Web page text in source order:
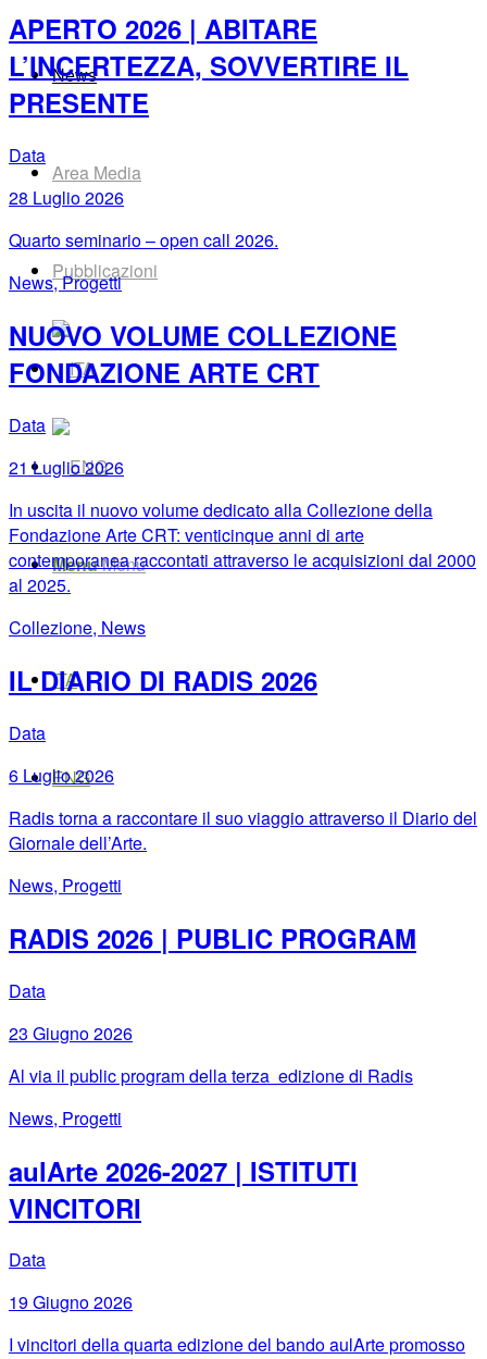
News
Area Media
Pubblicazioni
MenuMenu
ITA
ENG
APERTO 2026 | ABITARE
L’INCERTEZZA, SOVVERTIRE IL
PRESENTE
Data
28 Luglio 2026
Quarto seminario – open call 2026.
News, Progetti
NUOVO VOLUME COLLEZIONE
FONDAZIONE ARTE CRT
Data
21 Luglio 2026
In uscita il nuovo volume dedicato alla Collezione della
Fondazione Arte CRT: venticinque anni di arte
contemporanea raccontati attraverso le acquisizioni dal 2000
al 2025.
Collezione, News
IL DIARIO DI RADIS 2026
Data
6 Luglio 2026
Radis torna a raccontare il suo viaggio attraverso il Diario del
Giornale dell’Arte.
News, Progetti
RADIS 2026 | PUBLIC PROGRAM
Data
23 Giugno 2026
Al via il public program della terza edizione di Radis
News, Progetti
aulArte 2026-2027 | ISTITUTI
VINCITORI
Data
19 Giugno 2026
I vincitori della quarta edizione del bando aulArte promosso